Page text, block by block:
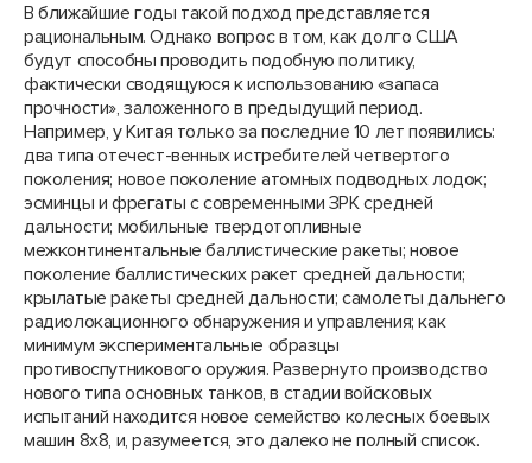
В ближайшие годы такой подход представляется
рациональным. Однако вопрос в том, как долго США
будут способны проводить подобную политику,
фактически сводящуюся к использованию «запаса
прочности», заложенного в предыдущий период.
Например, у Китая только за последние 10 лет появились:
два типа отечест-венных истребителей четвертого
поколения; новое поколение атомных подводных лодок;
эсминцы и фрегаты с современными ЗРК средней
дальности; мобильные твердотопливные
межконтинентальные баллистические ракеты; новое
поколение баллистических ракет средней дальности;
крылатые ракеты средней дальности; самолеты дальнего
радиолокационного обнаружения и управления; как
минимум экспериментальные образцы
противоспутникового оружия. Развернуто производство
нового типа основных танков, в стадии войсковых
испытаний находится новое семейство колесных боевых
машин 8х8, и, разумеется, это далеко не полный список.